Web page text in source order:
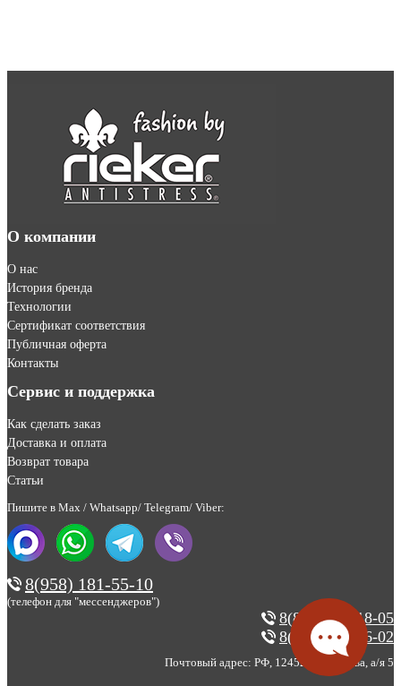
О компании
О нас
История бренда
Технологии
Сертификат соответствия
Публичная оферта
Контакты
Сервис и поддержка
Как сделать заказ
Доставка и оплата
Возврат товара
Статьи
Пишите в Max / Whatsapp/ Telegram/ Viber:
8(958) 181-55-10
(телефон для "мессенджеров")
8(800) 200-18-05
8(495) 123-46-02
Почтовый адрес: РФ, 124527, г. Москва, а/я 5